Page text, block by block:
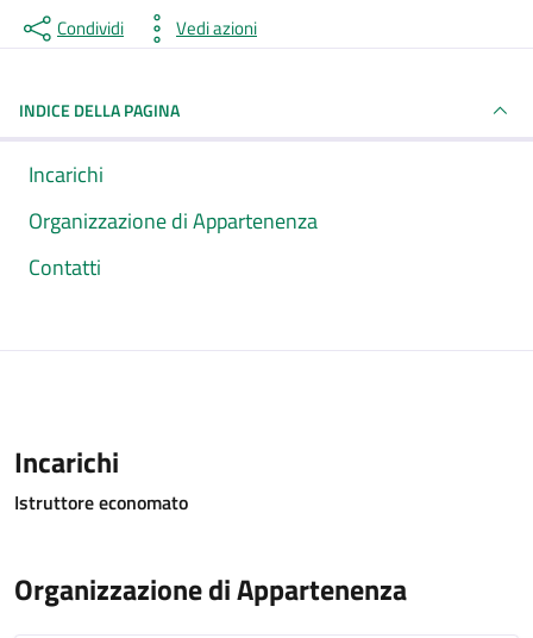
Condividi Vedi azioni
INDICE DELLA PAGINA
Incarichi
Organizzazione di Appartenenza
Contatti
Incarichi
Istruttore economato
Organizzazione di Appartenenza